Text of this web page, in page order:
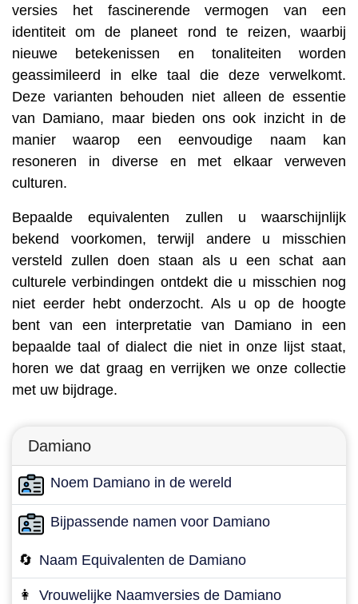
versies het fascinerende vermogen van een
identiteit om de planeet rond te reizen, waarbij
nieuwe betekenissen en tonaliteiten worden
geassimileerd in elke taal die deze verwelkomt.
Deze varianten behouden niet alleen de essentie
van Damiano, maar bieden ons ook inzicht in de
manier waarop een eenvoudige naam kan
resoneren in diverse en met elkaar verweven
culturen.
Bepaalde equivalenten zullen u waarschijnlijk
bekend voorkomen, terwijl andere u misschien
versteld zullen doen staan ​​als u een schat aan
culturele verbindingen ontdekt die u misschien nog
niet eerder hebt onderzocht. Als u op de hoogte
bent van een interpretatie van Damiano in een
bepaalde taal of dialect die niet in onze lijst staat,
horen we dat graag en verrijken we onze collectie
met uw bijdrage.
Damiano
Noem Damiano in de wereld
Bijpassende namen voor Damiano
🔄 Naam Equivalenten de Damiano
👩 Vrouwelijke Naamversies de Damiano